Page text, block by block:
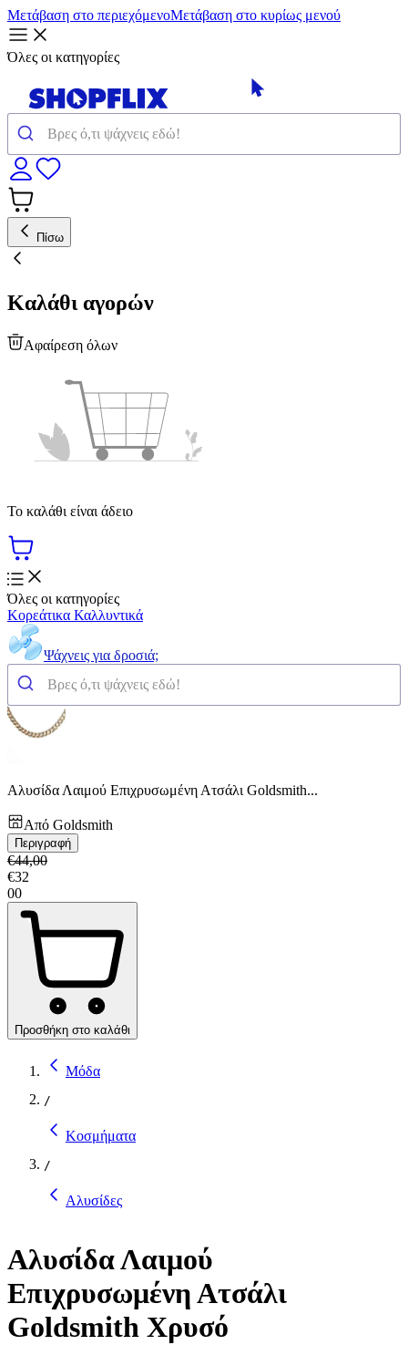
Μετάβαση στο περιεχόμενοΜετάβαση στο κυρίως μενού
Όλες οι κατηγορίες
Πίσω
Καλάθι αγορών
Αφαίρεση όλων
Το καλάθι είναι άδειο
Όλες οι κατηγορίες
Κορεάτικα Καλλυντικά
Ψάχνεις για δροσιά;
Αλυσίδα Λαιμού Επιχρυσωμένη Ατσάλι Goldsmith...
Από Goldsmith
Περιγραφή
€44,00
€32
00
Προσθήκη στο καλάθι
Μόδα
/
Κοσμήματα
/
Αλυσίδες
Αλυσίδα Λαιμού
Επιχρυσωμένη Ατσάλι
Goldsmith Χρυσό